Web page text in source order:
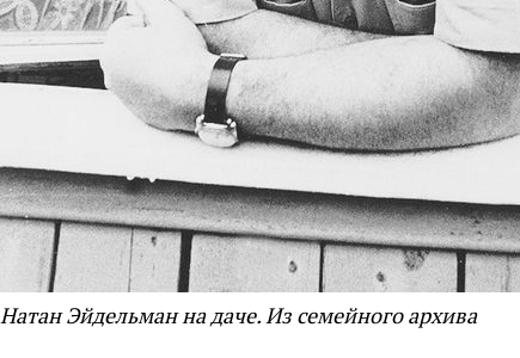
Натан Эйдельман на даче. Из семейного архива